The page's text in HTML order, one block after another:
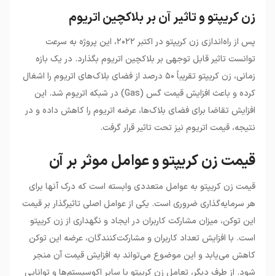
زن کریپتو و تاثیر آن بر بلاکچین اتریوم
پس از راه‌اندازی زن کریپتو در اکتبر ۲۰۲۲، این پروژه به سرعت
توانست تاثیر قابل توجهی بر بلاکچین اتریوم بگذارد. در یک بازه
زمانی، زن کریپتو تقریباً ۵۰ درصد از فضای بلاک‌های اتریوم را اشغال
کرده و باعث افزایش قیمت گس (Gas) در شبکه اتریوم شد. این
افزایش تقاضا برای فضای بلاک‌ها، عرضه اتریوم را کاهش داده و در
نتیجه، قیمت اتریوم نیز تحت تاثیر قرار گرفت.
قیمت زن کریپتو و عوامل موثر بر آن
قیمت زن کریپتو به عوامل متعددی وابسته است که درک آنها برای
هر سرمایه‌گذاری ضروری است. یکی از عوامل اصلی تاثیرگذار بر قیمت
این توکن، میزان مشارکت کاربران در ایجاد و نگهداری از زن کریپتو
است. با افزایش تعداد کاربران و مشارکت‌کنندگان، عرضه این توکن
کاهش می‌یابد و این موضوع می‌تواند به افزایش قیمت آن منجر
شود. از طرف دیگر، تعامل زن کریپتو با سایر اکوسیستم‌ها و توانایی